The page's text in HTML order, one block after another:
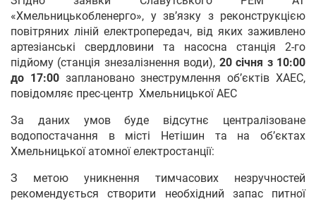
«Хмельницькобленерго», у зв’язку з реконструкцією
повітряних ліній електропередач, від яких заживлено
артезіанські свердловини та насосна станція 2-го
підйому (станція знезалізнення води), 20 січня з 10:00
до 17:00 заплановано знеструмлення об’єктів ХАЕС,
повідомляє прес-центр Хмельницької АЕС
За даних умов буде відсутнє централізоване
водопостачання в місті Нетішин та на об’єктах
Хмельницької атомної електростанції:
З метою уникнення тимчасових незручностей
рекомендується створити необхідний запас питної